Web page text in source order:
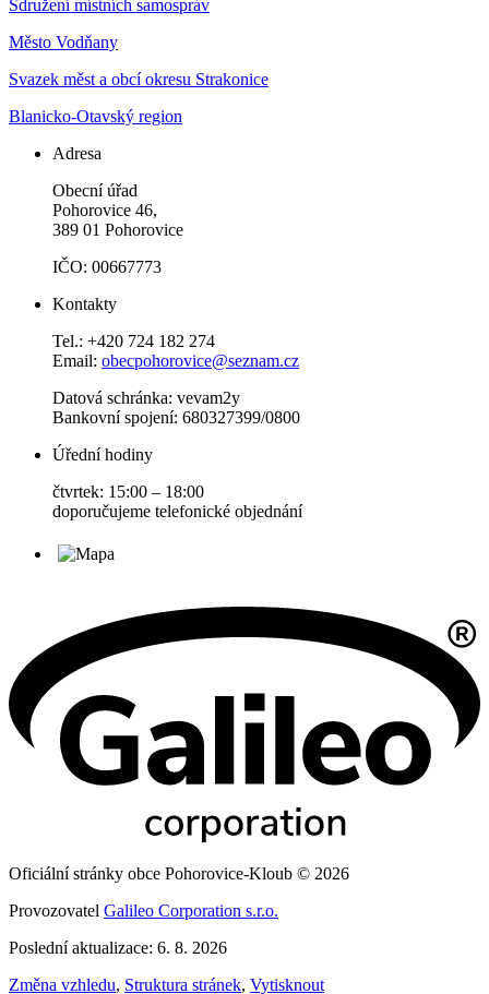
Sdružení místních samospráv
Město Vodňany
Svazek měst a obcí okresu Strakonice
Blanicko-Otavský region
Adresa
Obecní úřad
Pohorovice 46,
389 01 Pohorovice
IČO: 00667773
Kontakty
Tel.: +420 724 182 274
Email: obecpohorovice@seznam.cz
Datová schránka: vevam2y
Bankovní spojení: 680327399/0800
Úřední hodiny
čtvrtek: 15:00 – 18:00
doporučujeme telefonické objednání
Oficiální stránky obce Pohorovice-Kloub © 2026
Provozovatel Galileo Corporation s.r.o.
Poslední aktualizace: 6. 8. 2026
Změna vzhledu, Struktura stránek, Vytisknout